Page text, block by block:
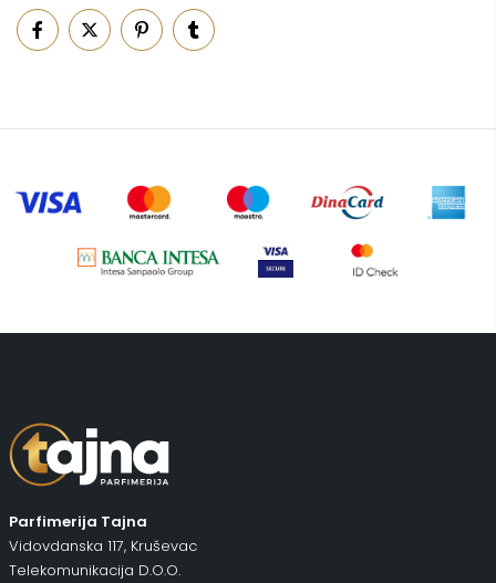
Nega tela (93)
Neseseri (15)
Ogledalo (6)
Pepe Jeans Ranac
Putni program (47)
Šminka (187)
Parfimerija Tajna
Vidovdanska 117, Kruševac
Telekomunikacija D.O.O.